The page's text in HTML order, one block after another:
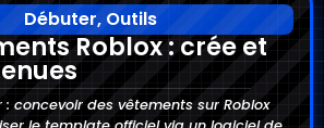
Débuter, Outils
Roblox : crée et
: concevoir des vêtements sur Roblox